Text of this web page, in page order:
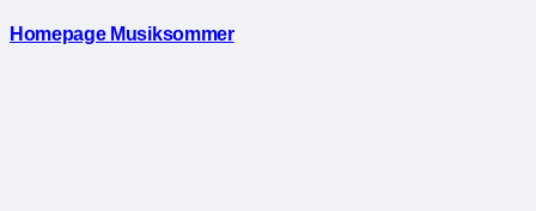
Homepage Musiksommer